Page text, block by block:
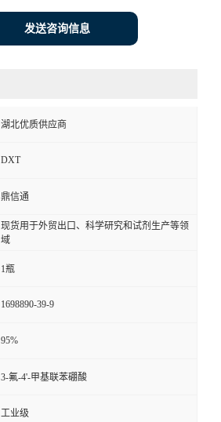
发送咨询信息
湖北优质供应商
DXT
鼎信通
现货用于外贸出口、科学研究和试剂生产等领
域
1瓶
1698890-39-9
95%
3-氟-4'-甲基联苯硼酸
工业级